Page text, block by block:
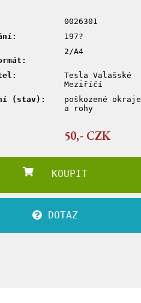
0026301
197?
2/A4
Tesla Valašské
Meziříčí
(stav):
poškozené okraje
a rohy
50,- CZK
KOUPIT
DOTAZ